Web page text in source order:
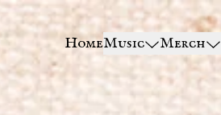
Zum Inhalt
HomeMusic Merch